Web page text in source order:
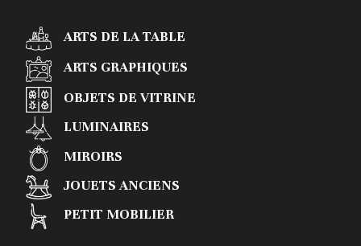
ARTS DE LA TABLE
ARTS GRAPHIQUES
OBJETS DE VITRINE
LUMINAIRES
MIROIRS
JOUETS ANCIENS
PETIT MOBILIER